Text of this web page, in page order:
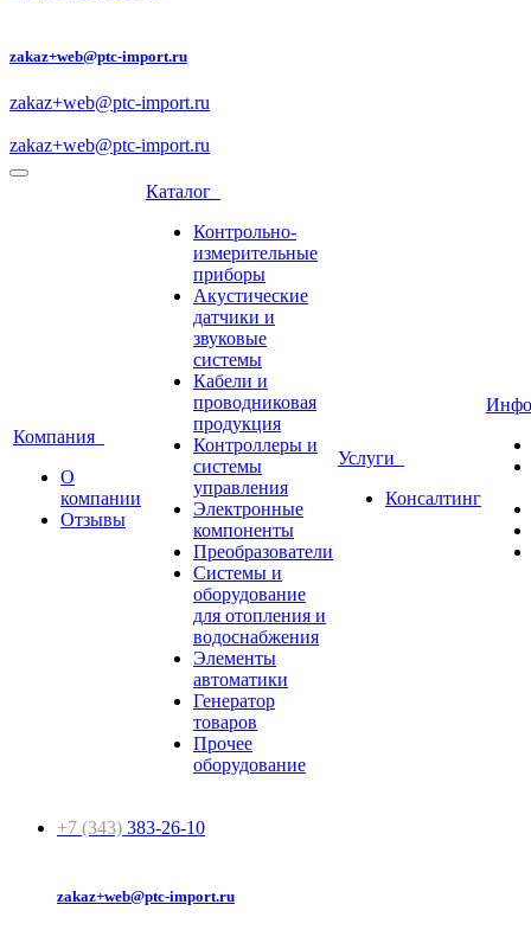
zakaz+web@ptc-import.ru
zakaz+web@ptc-import.ru
zakaz+web@ptc-import.ru
Компания
О
компании
Отзывы
Каталог
Контрольно-
измерительные
приборы
Акустические
датчики и
звуковые
системы
Кабели и
проводниковая
продукция
Контроллеры и
системы
управления
Электронные
компоненты
Преобразователи
Системы и
оборудование
для отопления и
водоснабжения
Элементы
автоматики
Генератор
товаров
Прочее
оборудование
Услуги
Консалтинг
+7 (343) 383-26-10
zakaz+web@ptc-import.ru